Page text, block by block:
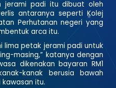
jerami padi itu dibuat oleh
antaranya seperti Kolej
Perhutanan negeri yang
arca itu.
lima petak jerami padi untuk
masing,” katanya dengan
dikenakan bayaran RM1
kanak berusia bawah
itu.